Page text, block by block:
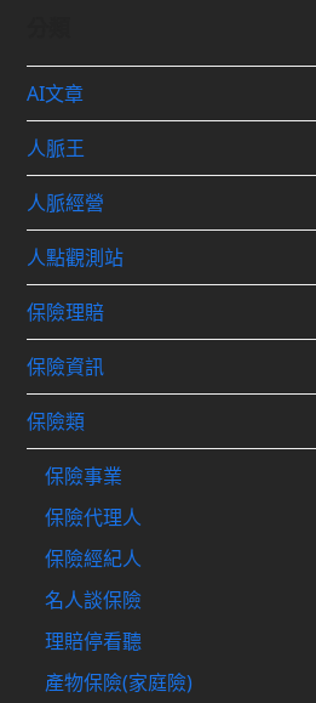
AI文章
人脈王
人脈經營
人點觀測站
保險理賠
保險資訊
保險類
保險事業
保險代理人
保險經紀人
名人談保險
理賠停看聽
產物保險(家庭險)